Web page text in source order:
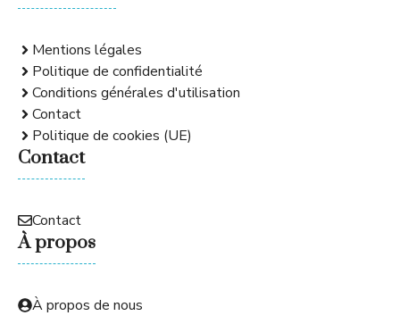
Mentions légales
Politique de confidentialité
Conditions générales d'utilisation
Contact
Politique de cookies (UE)
Contact
Contact
À propos
À propos de nous